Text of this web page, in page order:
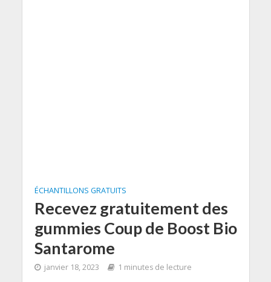
ÉCHANTILLONS GRATUITS
Recevez gratuitement des
gummies Coup de Boost Bio
Santarome
janvier 18, 2023 1 minutes de lecture